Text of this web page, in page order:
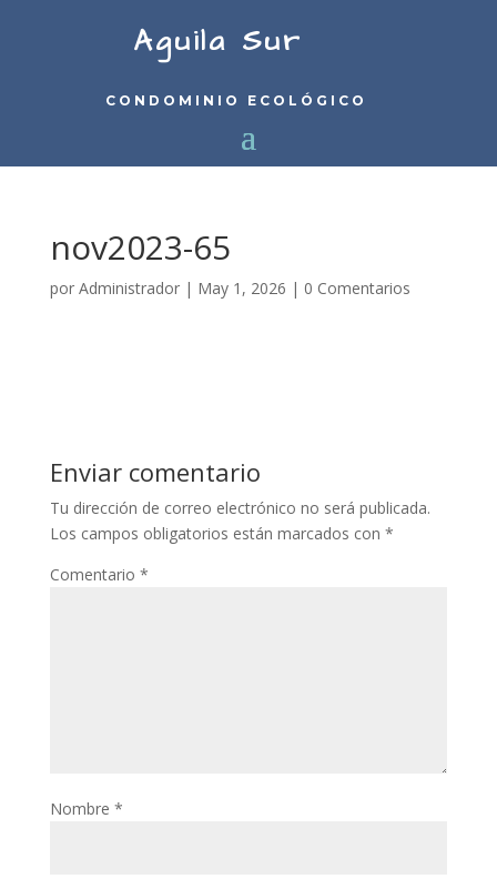
Aguila Sur
CONDOMINIO ECOLÓGICO
nov2023-65
por Administrador| May 1, 2026 | 0 Comentarios
Enviar comentario
Tu dirección de correo electrónico no será publicada.
Los campos obligatorios están marcados con *
Comentario *
Nombre *